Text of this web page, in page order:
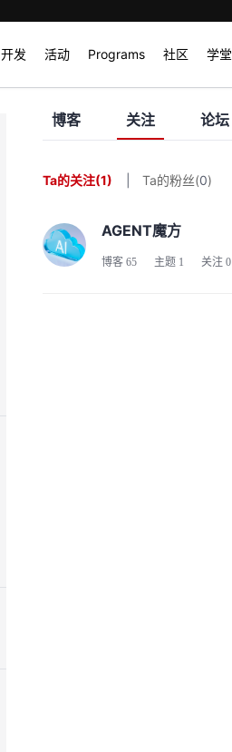
开发 活动 Programs 社区 学堂
博客 关注 论坛
Ta的关注(1) Ta的粉丝(0)
AGENT魔方
博客 65 主题 1 关注 0